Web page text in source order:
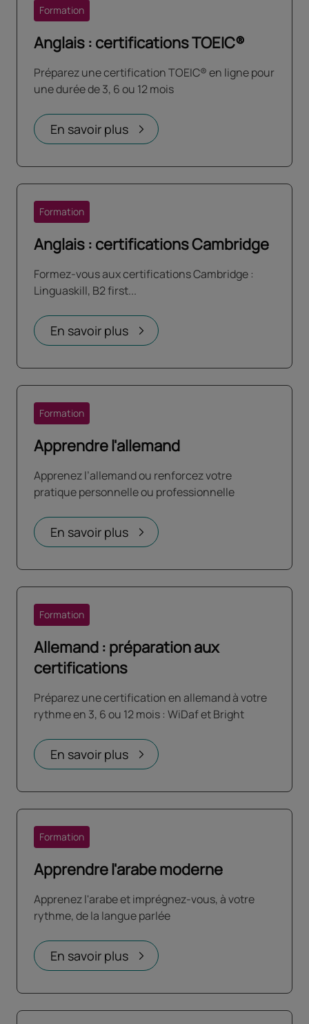
Anglais : certifications TOEIC®
Formation
Préparez une certification TOEIC® en ligne pour
une durée de 3, 6 ou 12 mois
En savoir plus
Anglais : certifications Cambridge
Formation
Formez-vous aux certifications Cambridge :
Linguaskill, B2 first...
En savoir plus
Apprendre l'allemand
Formation
Apprenez l’allemand ou renforcez votre
pratique personnelle ou professionnelle​
En savoir plus
Allemand : préparation aux
certifications
Formation
Préparez une certification en allemand à votre
rythme en 3, 6 ou 12 mois : WiDaf et Bright
En savoir plus
Apprendre l'arabe moderne
Formation
Apprenez l'arabe et imprégnez-vous, à votre
rythme, de la langue parlée
En savoir plus